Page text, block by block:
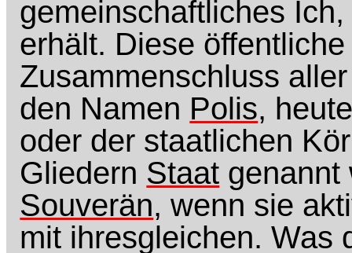
gemeinschaftliches
erhält. Diese
Zusammenschluss
den Namen Polis,
oder der staatlichen
Gliedern Staat genannt
Souverän, wenn sie
mit ihresgleichen. Was